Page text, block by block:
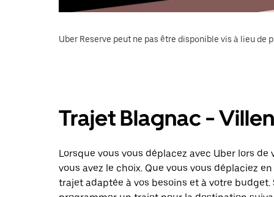
Uber Reserve peut ne pas être disponible vis à lieu de
Trajet Blagnac -
Lorsque vous vous déplacez avec Uber lors
vous avez le choix. Que vous vous déplaciez
trajet adaptée à vos besoins et à votre